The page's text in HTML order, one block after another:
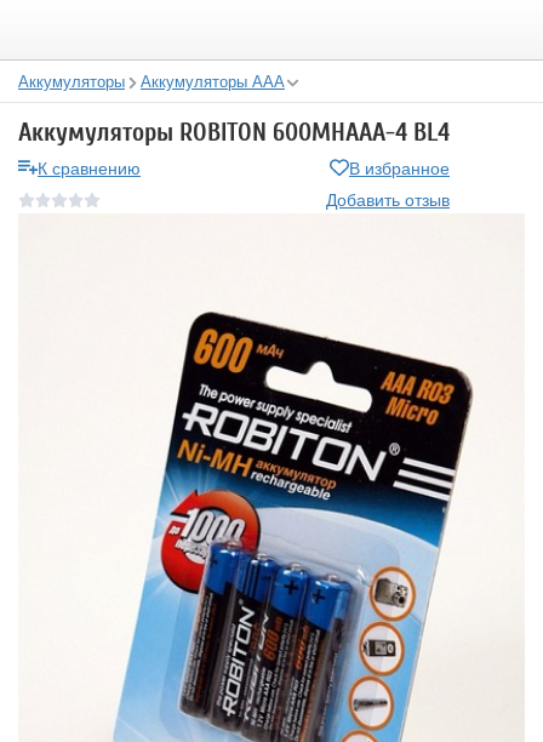
Аккумуляторы Аккумуляторы ААА
Аккумуляторы ROBITON 600MHAAA-4 BL4
К сравнению
В избранное
Добавить отзыв